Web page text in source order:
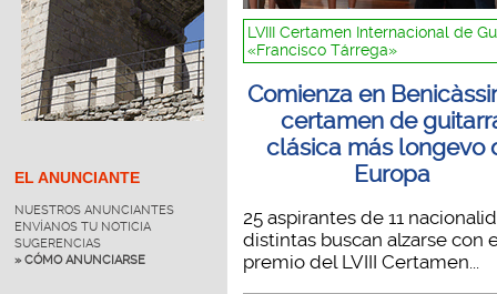
EL ANUNCIANTE
NUESTROS ANUNCIANTES
ENVÍANOS TU NOTICIA
SUGERENCIAS
» CÓMO ANUNCIARSE
LVIII Certamen Internacional de
«Francisco Tárrega»
Comienza en
certamen de
clásica más longevo
Europa
25 aspirantes de 11
distintas buscan alzarse con
premio del LVIII Certamen...